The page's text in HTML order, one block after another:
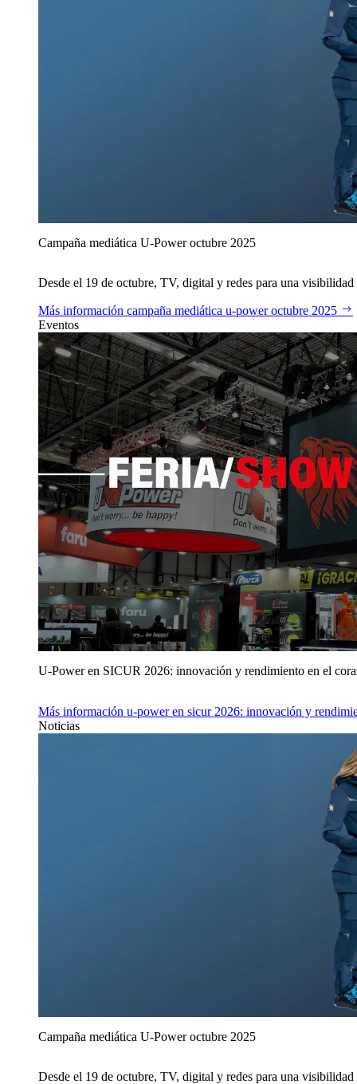
Campaña mediática U‑Power octubre 2025
Desde el 19 de octubre, TV, digital y redes para una
Más información campaña mediática u‑power octubre 2025
Eventos
U‑Power en SICUR 2026: innovación y rendimiento en el
Más información u‑power en sicur 2026: innovación y
Noticias
Campaña mediática U‑Power octubre 2025
Desde el 19 de octubre, TV, digital y redes para una